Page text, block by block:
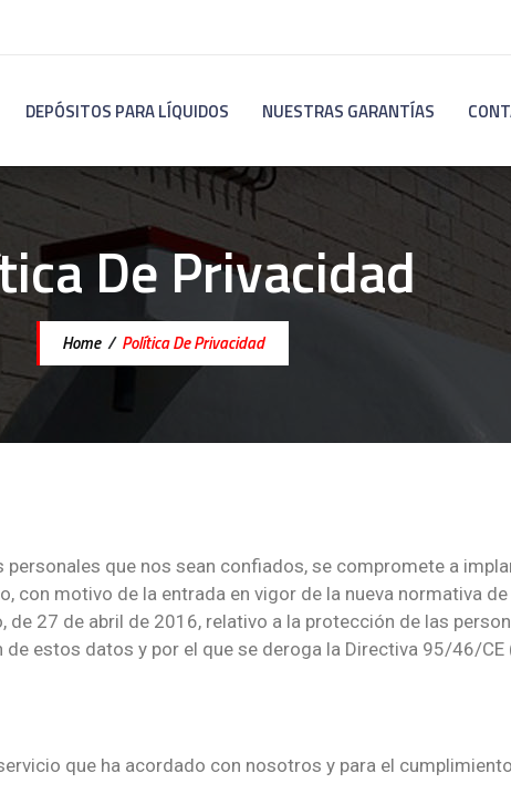
DEPÓSITOS PARA LÍQUIDOS NUESTRAS GARANTÍAS
De Privacidad
Home/ Política De Privacidad
que nos sean confiados, se compromete a
motivo de la entrada en vigor de la nueva normativa
27 de abril de 2016, relativo a la protección de las
estos datos y por el que se deroga la Directiva 95/46/CE
que ha acordado con nosotros y para el